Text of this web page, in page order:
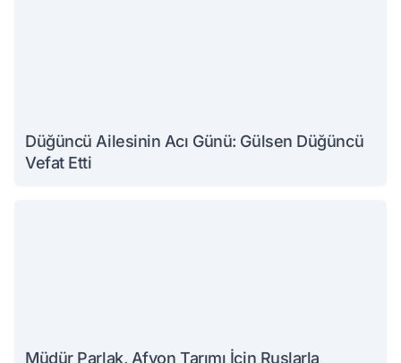
Düğüncü Ailesinin Acı Günü: Gülsen Düğüncü
Vefat Etti
Müdür Parlak, Afyon Tarımı İçin Ruslarla